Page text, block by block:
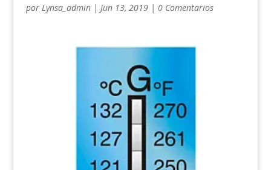
por Lynsa_admin| Jun 13, 2019| 0 Comentarios